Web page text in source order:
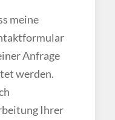
meine
Anfrage
werden.
Ihrer